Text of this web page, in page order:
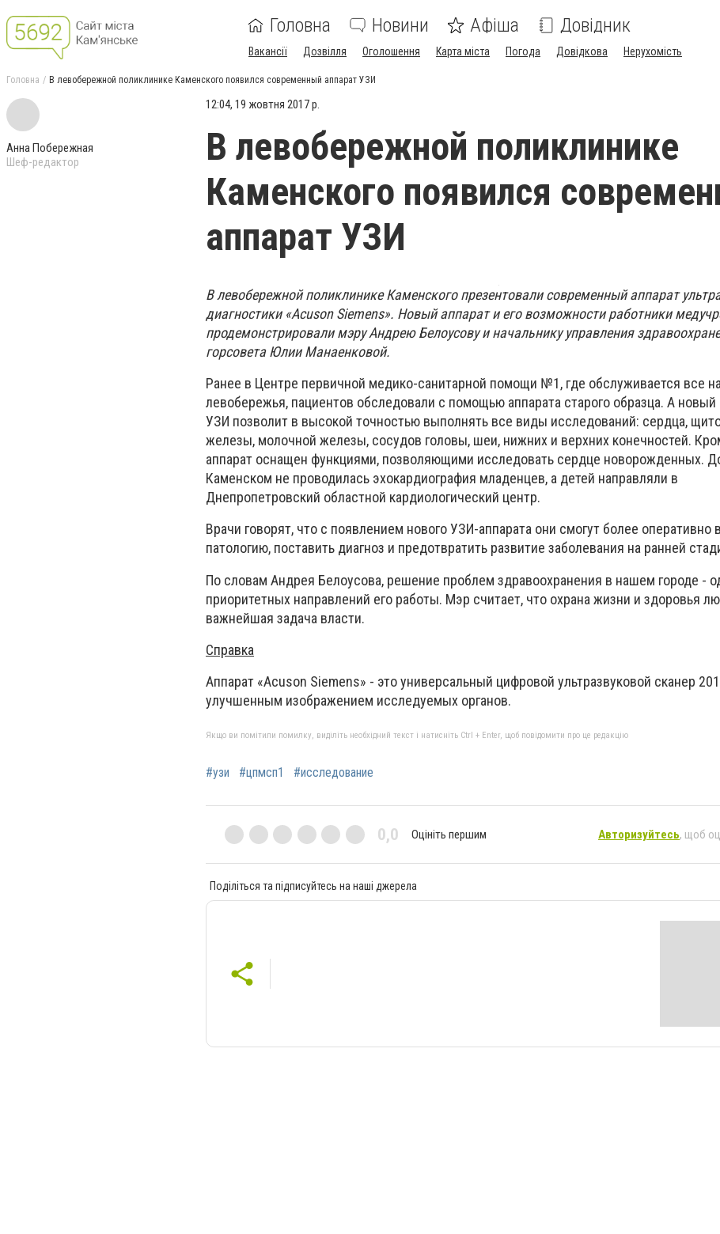
Головна Новини Афіша Довідник
Вакансії Дозвілля Оголошення Карта міста Погода Довідкова Нерухомість
Головна В левобережной поликлинике Каменского появился современный аппарат УЗИ
Анна Побережная
Шеф-редактор
12:04, 19 жовтня 2017 р.
В левобережной поликлинике
Каменского появился
аппарат УЗИ
В левобережной поликлинике Каменского презентовали современный аппарат
диагностики «Acuson Siеmens». Новый аппарат и его возможности работники
продемонстрировали мэру Андрею Белоусову и начальнику управления
горсовета Юлии Манаенковой.
Ранее в Центре первичной медико-санитарной помощи №1, где обслуживается все
левобережья, пациентов обследовали с помощью аппарата старого образца. А новый
УЗИ позволит в высокой точностью выполнять все виды исследований: сердца,
железы, молочной железы, сосудов головы, шеи, нижних и верхних конечностей.
аппарат оснащен функциями, позволяющими исследовать сердце новорожденных.
Каменском не проводилась эхокардиография младенцев, а детей направляли в
Днепропетровский областной кардиологический центр.
Врачи говорят, что с появлением нового УЗИ-аппарата они смогут более оперативно
патологию, поставить диагноз и предотвратить развитие заболевания на ранней
По словам Андрея Белоусова, решение проблем здравоохранения в нашем городе -
приоритетных направлений его работы. Мэр считает, что охрана жизни и здоровья
важнейшая задача власти.
Справка
Аппарат «Acuson Siеmens» - это универсальный цифровой ультразвуковой сканер
улучшенным изображением исследуемых органов.
Якщо ви помітили помилку, виділіть необхідний текст і натисніть Ctrl + Enter, щоб повідомити про це редакцію
#узи #цпмсп1 #исследование
0,0 Оцініть першим Авторизуйтесь, щоб
Поділіться та підписуйтесь на наші джерела